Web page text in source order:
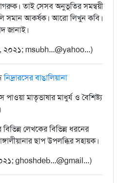
তাই সেসব অনুভূতির সমন্বয়ী
সমান আকর্ষক। আরো লিখুন কবি।
জানাই।
২০২১; msubh...@yahoo...)
নিদ্রারসের বাঙালিয়ানা
মাতৃভাষার মাধুর্য ও বৈশিষ্ট্য
লেখকের বিভিন্ন ধরনের
ছাপ উপলব্ধির সহায়ক।
ghoshdeb...@gmail...)